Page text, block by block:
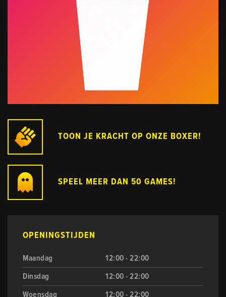
TOON JE KRACHT OP ONZE BOXER!
SPEEL MEER DAN 50 GAMES!
OPENINGSTIJDEN
Maandag
12:00 - 22:00
Dinsdag
12:00 - 22:00
Woensdag
12:00 - 22:00